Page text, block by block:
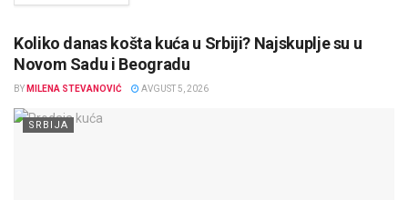
Koliko danas košta kuća u Srbiji? Najskuplje su u
Novom Sadu i Beogradu
BY MILENA STEVANOVIĆ AVGUST 5, 2026
SRBIJA